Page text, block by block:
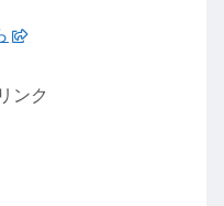
ンク